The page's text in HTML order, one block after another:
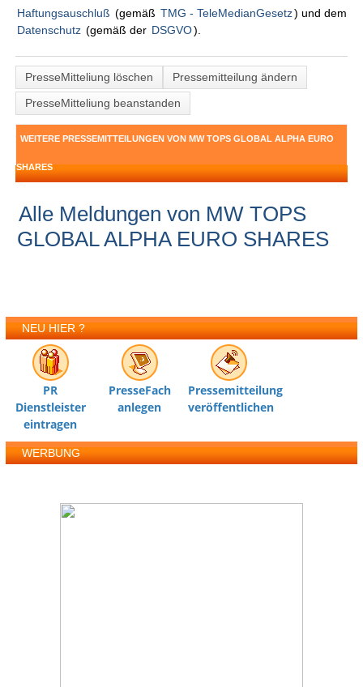
Haftungsauschluß (gemäß TMG - TeleMedianGesetz) und dem
Datenschutz (gemäß der DSGVO).
PresseMitteliung löschen
Pressemitteilung ändern
PresseMitteliung beanstanden
WEITERE PRESSEMITTEILUNGEN VON MW TOPS GLOBAL ALPHA EURO
SHARES
Alle Meldungen von MW TOPS
GLOBAL ALPHA EURO SHARES
NEU HIER ?
PR
Dienstleister
eintragen
PresseFach
anlegen
Pressemitteilung
veröffentlichen
WERBUNG